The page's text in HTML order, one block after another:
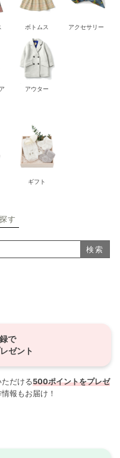
ボトムス アクセサリー
アウター
ギフト
す
検索
で
ゼント
だける500ポイントをプレゼ
報もお届け！